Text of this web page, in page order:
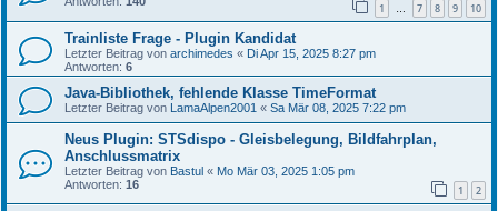
1 … 7 8 9 10
Trainliste Frage - Plugin Kandidat
Letzter Beitrag von archimedes « Di Apr 15, 2025 8:27 pm
Antworten: 6
Java-Bibliothek, fehlende Klasse TimeFormat
Letzter Beitrag von LamaAlpen2001 « Sa Mär 08, 2025 7:22 pm
Neus Plugin: STSdispo - Gleisbelegung, Bildfahrplan,
Anschlussmatrix
Letzter Beitrag von Bastul « Mo Mär 03, 2025 1:05 pm
Antworten: 16 1 2